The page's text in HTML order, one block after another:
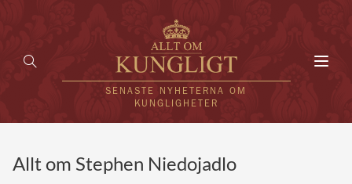
SENASTE NYHETERNA OM
KUNGLIGHETER
Allt om Stephen Niedojadlo